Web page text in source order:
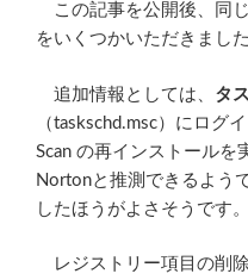
この記事を公開後、同
をいくつかいただきました
追加情報としては、 タ
（taskschd.msc）にログ
Scan の再インストールを
Nortonと推測できるよう
したほうがよさそうです。
レジストリー項目の削